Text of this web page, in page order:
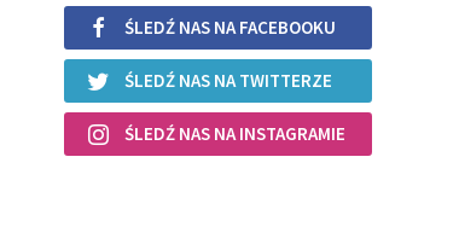
ŚLEDŹ NAS NA FACEBOOKU
ŚLEDŹ NAS NA TWITTERZE
ŚLEDŹ NAS NA INSTAGRAMIE